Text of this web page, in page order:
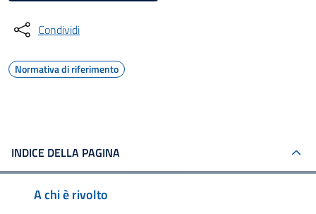
Condividi
Normativa di riferimento
INDICE DELLA PAGINA
A chi è rivolto